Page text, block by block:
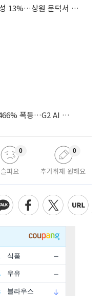
美 클래리티 법안 연내 통과 가능성 13%…상원 문턱서 제동
‘中 D램 굴기’ CXMT, 데뷔 첫날 466% 폭등…G2 AI 패권 ‘쩐의 전쟁’
슬퍼요
0
추가취재 원해요
0